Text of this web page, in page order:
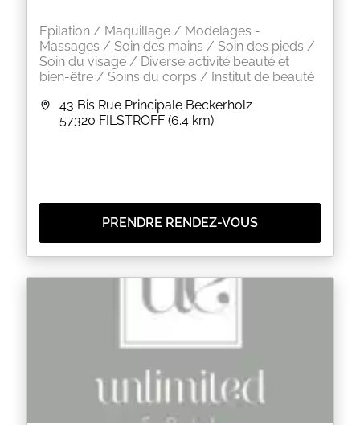
Epilation / Maquillage / Modelages -
Massages / Soin des mains / Soin des pieds /
Soin du visage / Diverse activité beauté et
bien-être / Soins du corps / Institut de beauté
43 Bis Rue Principale Beckerholz
57320 FILSTROFF (6.4 km)
PRENDRE RENDEZ-VOUS